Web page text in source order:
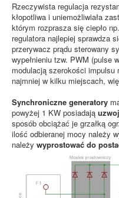
Rzeczywista regulacja
kłopotliwa i uniemożliwiała
którym rozprasza się ciepło
regulatora najlepiej sprawdza
przerywacz prądu sterowany
wypełnieniu tzw. PWM (pulse
modulacją szerokości
najmniej w kilku miejscach,
Synchroniczne generatory
powyżej 1 KW posiadają
sposób obciążać je grzałką
ilość odbieranej mocy należy
należy wyprostować do